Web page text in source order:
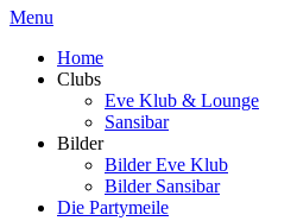
Menu
Home
Clubs
Eve Klub & Lounge
Sansibar
Bilder
Bilder Eve Klub
Bilder Sansibar
Die Partymeile